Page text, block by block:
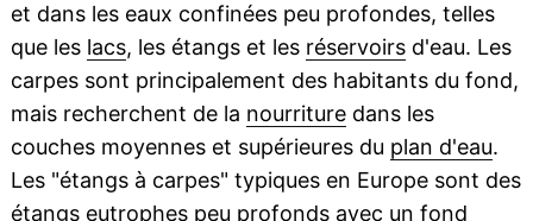
et dans les eaux confinées peu profondes, telles
que les lacs, les étangs et les réservoirsd'eau. Les
carpes sont principalement des habitants du fond,
mais recherchent de la nourrituredans les
couches moyennes et supérieures du plan d'eau.
Les "étangs à carpes" typiques en Europe sont des
étangs eutrophespeu profonds avec un fond